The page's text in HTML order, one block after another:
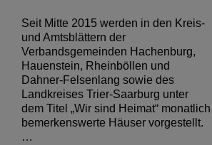
Seit Mitte 2015 werden in den Kreis-
und Amtsblättern der
Verbandsgemeinden Hachenburg,
Hauenstein, Rheinböllen und
Dahner-Felsenlang sowie des
Landkreises Trier-Saarburg unter
dem Titel „Wir sind Heimat“ monatlich
bemerkenswerte Häuser vorgestellt.
…